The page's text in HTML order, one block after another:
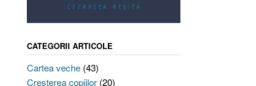
CATEGORII ARTICOLE
Cartea veche(43)
Creşterea copiilor(20)